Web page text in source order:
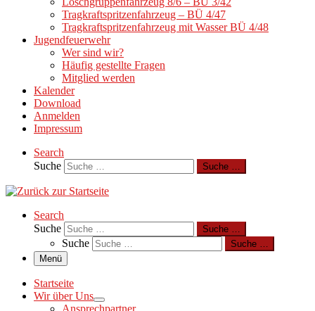
Tragkraftspritzenfahrzeug – BÜ 4/47
Tragkraftspritzenfahrzeug mit Wasser BÜ 4/48
Jugendfeuerwehr
Wer sind wir?
Häufig gestellte Fragen
Mitglied werden
Kalender
Download
Anmelden
Impressum
Search
Suche
Suche …
Search
Suche
Suche …
Suche
Suche …
Menü
Startseite
Wir über Uns
Ansprechpartner